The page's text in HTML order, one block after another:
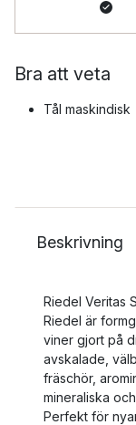
Bra att veta
Tål maskindisk
Beskrivning
Riedel Veritas
Riedel är
viner gjort på
avskalade,
fräschör,
mineraliska
Perfekt för